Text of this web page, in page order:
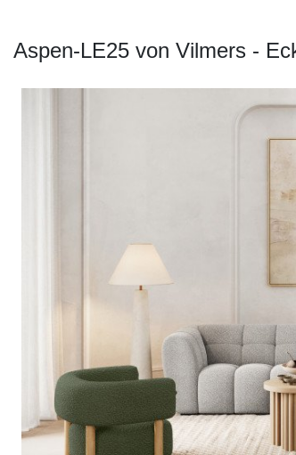
Aspen-LE25 von Vilmers -
Konfigurator